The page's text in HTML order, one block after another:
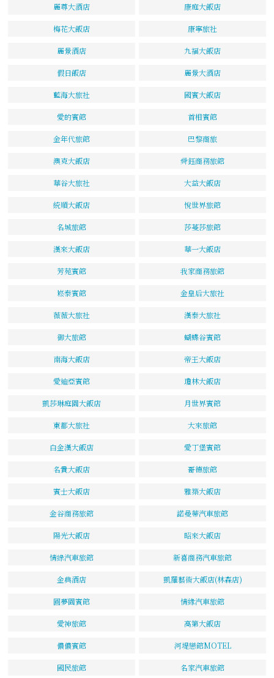
麗尊大酒店 康庭大飯店
梅花大飯店 康寧旅社
麗景酒店 九福大飯店
假日飯店 麗景大酒店
藍海大旅社 國賓大飯店
愛的賓館 首相賓館
金年代旅館 巴黎商旅
澳克大飯店 舜鈺商務旅館
華谷大旅社 大益大飯店
統順大飯店 悅世界旅館
名城旅館 莎蔓莎旅館
漢來大飯店 華一大飯店
芳苑賓館 我家商務旅館
崧泰賓館 金皇后大旅社
薇薇大旅社 漢泰大旅社
御大旅館 蝴蝶谷賓館
南海大飯店 帝王大飯店
愛迪亞賓館 瓊林大飯店
凱莎琳庭園大飯店 月世界賓館
東都大旅社 大來旅館
白金漢大飯店 愛丁堡賓館
名貴大飯店 哥德旅館
賓士大飯店 雅築大飯店
金谷商務旅館 諾曼蒂汽車旅館
陽光大飯店 昭來大飯店
情綠汽車旅館 新喜商務汽車旅館
金典酒店 凱羅藝術大飯店(林森店)
圓夢園賓館 情緣汽車旅館
愛神旅館 高第大飯店
儂儂賓館 河堤戀館MOTEL
國民旅館 名家汽車旅館